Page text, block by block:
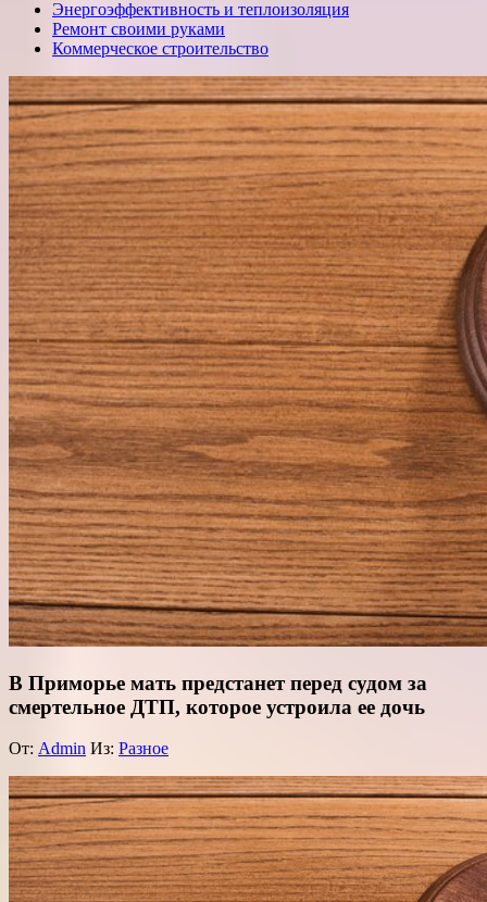
Энергоэффективность и теплоизоляция
Ремонт своими руками
Коммерческое строительство
В Приморье мать предстанет перед судом за
смертельное ДТП, которое устроила ее дочь
От: Admin Из: Разное